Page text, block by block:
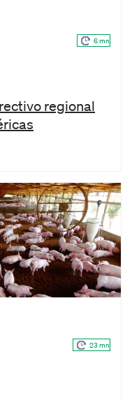
6 mn
regional
23 mn